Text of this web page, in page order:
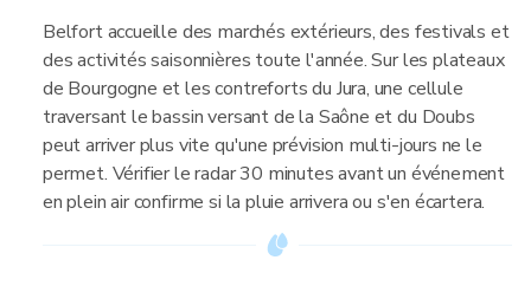
Belfort accueille des marchés extérieurs, des festivals et
des activités saisonnières toute l'année. Sur les plateaux
de Bourgogne et les contreforts du Jura, une cellule
traversant le bassin versant de la Saône et du Doubs
peut arriver plus vite qu'une prévision multi-jours ne le
permet. Vérifier le radar 30 minutes avant un événement
en plein air confirme si la pluie arrivera ou s'en écartera.